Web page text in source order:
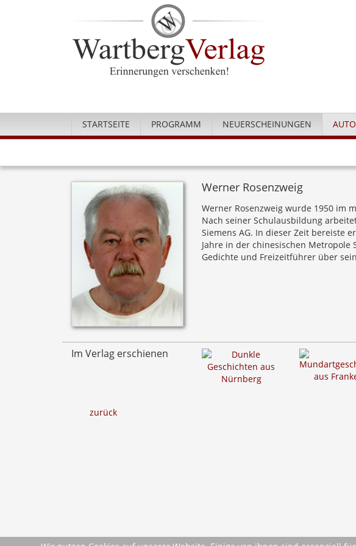
STARTSEITE PROGRAMM NEUERSCHEINUNGEN
Werner Rosenzweig
Werner Rosenzweig wurde 1950 im
Nach seiner Schulausbildung
Siemens AG. In dieser Zeit bereiste
Jahre in der chinesischen Metropole
Gedichte und Freizeitführer über
Im Verlag erschienen
zurück